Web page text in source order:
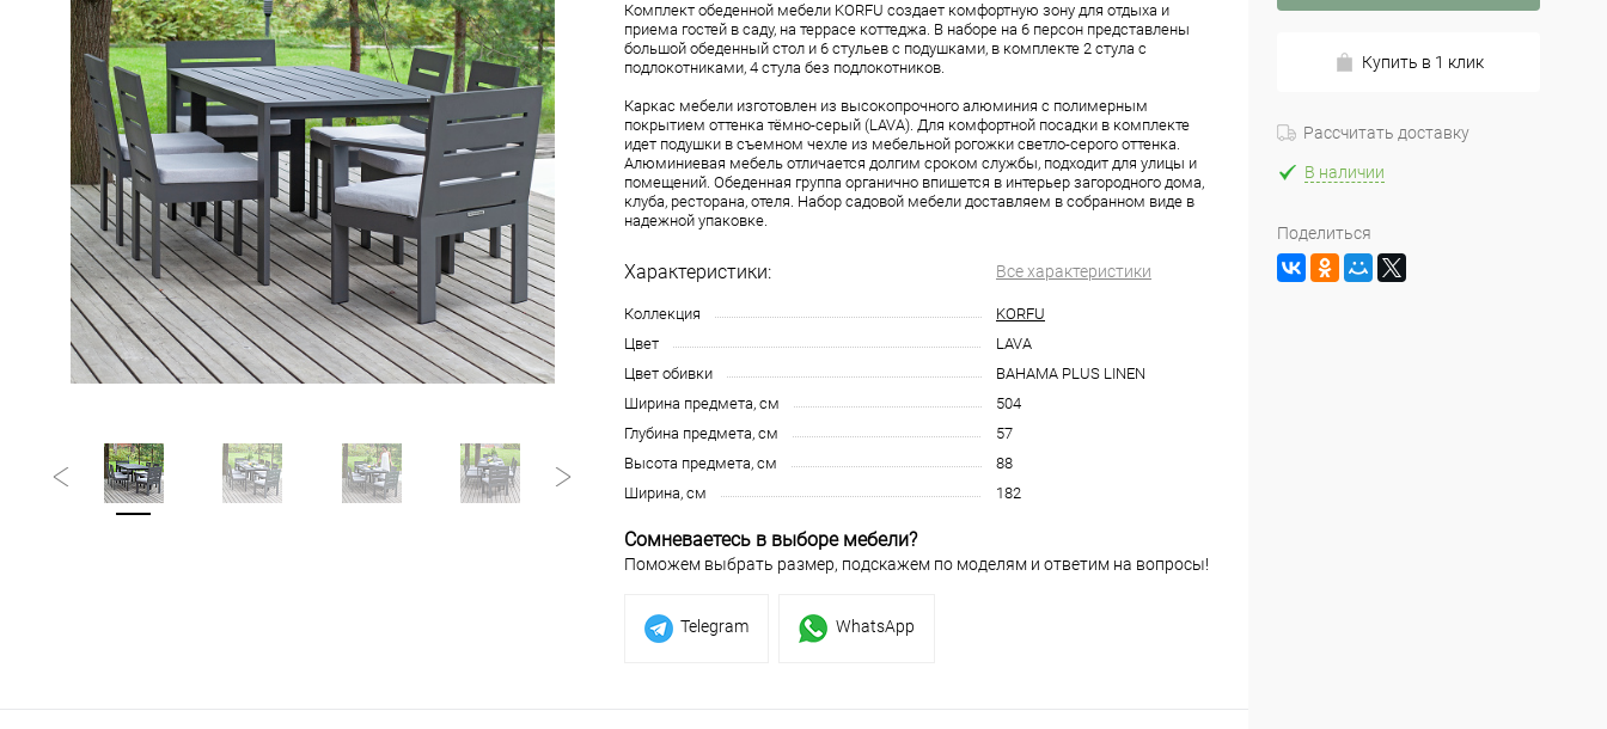
Комплект обеденной мебели KORFU создает комфортную зону для отдыха и
приема гостей в саду, на террасе коттеджа. В наборе на 6 персон представлены
большой обеденный стол и 6 стульев с подушками, в комплекте 2 стула с
подлокотниками, 4 стула без подлокотников.
Каркас мебели изготовлен из высокопрочного алюминия с полимерным
покрытием оттенка тёмно-серый (LAVA). Для комфортной посадки в комплекте
идет подушки в съемном чехле из мебельной рогожки светло-серого оттенка.
Алюминиевая мебель отличается долгим сроком службы, подходит для улицы и
помещений. Обеденная группа органично впишется в интерьер загородного дома,
клуба, ресторана, отеля. Набор садовой мебели доставляем в собранном виде в
надежной упаковке.
Характеристики: Все характеристики
Коллекция
KORFU
Цвет
LAVA
Цвет обивки
BAHAMA PLUS LINEN
Ширина предмета, см
504
Глубина предмета, см
57
Высота предмета, см
88
Ширина, см
182
Сомневаетесь в выборе мебели?
Поможем выбрать размер, подскажем по моделям и ответим на вопросы!
Telegram WhatsApp
Купить в 1 клик
Рассчитать доставку
В наличии
Поделиться